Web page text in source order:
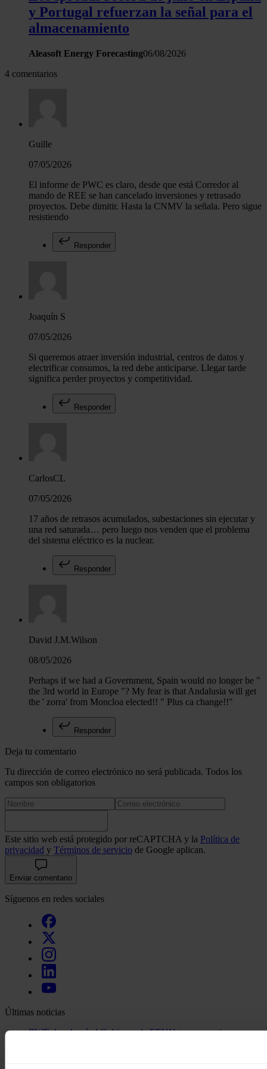
y Portugal refuerzan la señal para el
almacenamiento
Aleasoft Energy Forecasting06/08/2026
4 comentarios
Guille
07/05/2026
El informe de PWC es claro, desde que está Corredor al
mando de REE se han cancelado inversiones y retrasado
proyectos. Debe dimitir. Hasta la CNMV la señala. Pero sigue
resistiendo
Responder
Joaquín S
07/05/2026
Si queremos atraer inversión industrial, centros de datos y
electrificar consumos, la red debe anticiparse. Llegar tarde
significa perder proyectos y competitividad.
Responder
CarlosCL
07/05/2026
17 años de retrasos acumulados, subestaciones sin ejecutar y
una red saturada… pero luego nos venden que el problema
del sistema eléctrico es la nuclear.
Responder
David J.M.Wilson
08/05/2026
Perhaps if we had a Government, Spain would no longer be "
the 3rd world in Europe "? My fear is that Andalusia will get
the ' zorra' from Moncloa elected!! " Plus ca change!!"
Responder
Deja tu comentario
Tu dirección de correo electrónico no será publicada. Todos los
campos son obligatorios
Este sitio web está protegido por reCAPTCHA y la Política de
privacidad y Términos de servicio de Google aplican.
Enviar comentario
Síguenos en redes sociales
Últimas noticias
RWE devolverá al Gobierno de EEUU tres concesiones